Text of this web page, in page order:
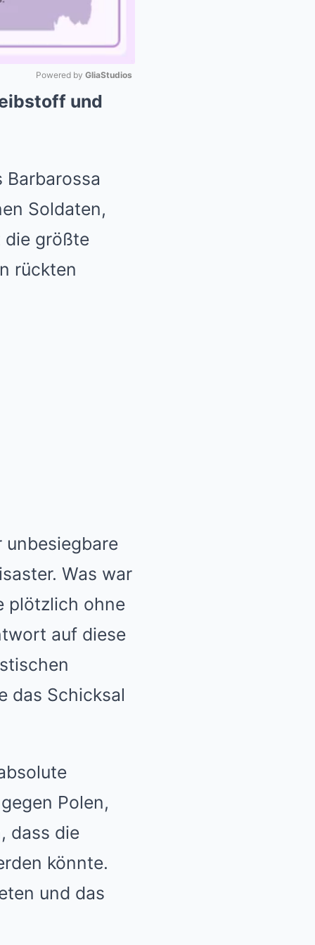
Powered by GliaStudios
und
Barbarossa
Soldaten,
die größte
rückten
unbesiegbare
Was war
plötzlich ohne
auf diese
das Schicksal
Polen,
dass die
könnte.
und das